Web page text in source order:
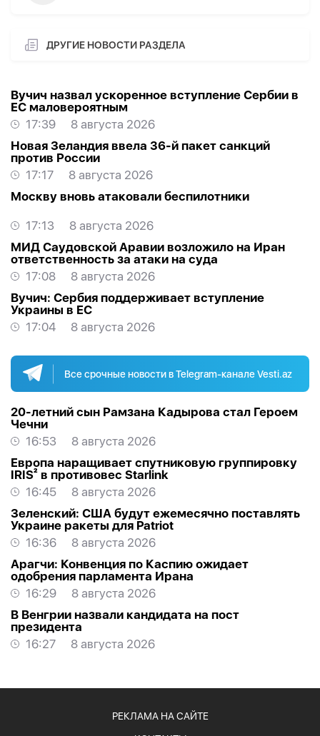
ДРУГИЕ НОВОСТИ РАЗДЕЛА
Вучич назвал ускоренное вступление Сербии в
ЕС маловероятным
17:39
8 августа 2026
Новая Зеландия ввела 36-й пакет санкций
против России
17:17
8 августа 2026
Москву вновь атаковали беспилотники
17:13
8 августа 2026
МИД Саудовской Аравии возложило на Иран
ответственность за атаки на суда
17:08
8 августа 2026
Вучич: Сербия поддерживает вступление
Украины в ЕС
17:04
8 августа 2026
Все срочные новости в Telegram-канале Vesti.az
20-летний сын Рамзана Кадырова стал Героем
Чечни
16:53
8 августа 2026
Европа наращивает спутниковую группировку
IRIS² в противовес Starlink
16:45
8 августа 2026
Зеленский: США будут ежемесячно поставлять
Украине ракеты для Patriot
16:36
8 августа 2026
Арагчи: Конвенция по Каспию ожидает
одобрения парламента Ирана
16:29
8 августа 2026
В Венгрии назвали кандидата на пост
президента
16:27
8 августа 2026
РЕКЛАМА НА САЙТЕ